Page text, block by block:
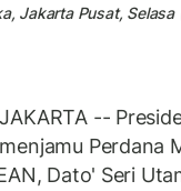
Jakarta Pusat,
--
Perdana
Dato' Seri